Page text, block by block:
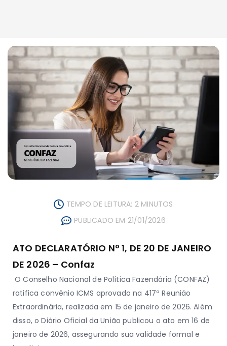
TEMPO DE LEITURA: 2 MINUTOS
PUBLICADO EM 21/01/2026
ATO DECLARATÓRIO Nº 1, DE 20 DE JANEIRO
DE 2026 – Confaz
O Conselho Nacional de Política Fazendária (CONFAZ)
ratifica convênio ICMS aprovado na 417ª Reunião
Extraordinária, realizada em 15 de janeiro de 2026. Além
disso, o Diário Oficial da União publicou o ato em 16 de
janeiro de 2026, assegurando sua validade formal e